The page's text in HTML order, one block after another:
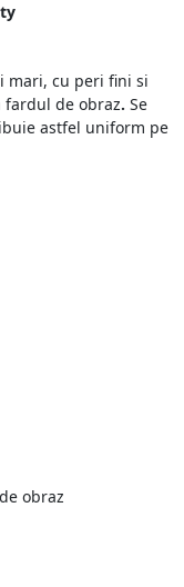
mari, cu peri fini si
de obraz. Se
astfel uniform pe
obraz